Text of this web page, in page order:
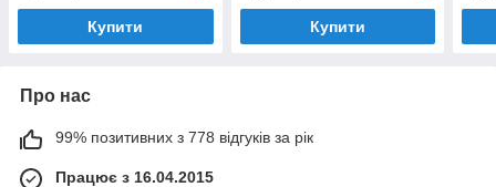
Купити Купити
Про нас
99% позитивних з 778 відгуків за рік
Працює з 16.04.2015